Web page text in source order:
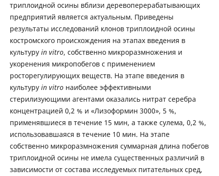
триплоидной осины вблизи деревоперерабатывающих
предприятий является актуальным. Приведены
результаты исследований клонов триплоидной осины
костромского происхождения на этапах введения в
культуру in vitro, собственно микроразмножения и
укоренения микропобегов с применением
росторегулирующих веществ. На этапе введения в
культуру in vitroнаиболее эффективными
стерилизующими агентами оказались нитрат серебра
концентрацией 0,2 % и «Лизоформин 3000», 5 %,
применявшиеся в течение 15 мин, а также сулема, 0,2 %,
использовавшаяся в течение 10 мин. На этапе
собственно микроразмножения суммарная длина побегов
триплоидной осины не имела существенных различий в
зависимости от состава исследуемых питательных сред,